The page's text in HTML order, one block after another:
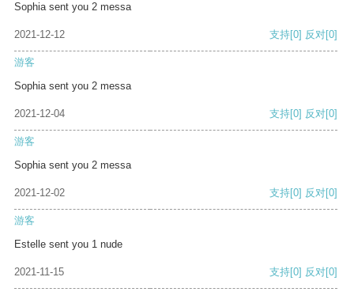
Sophia sent you 2 messa
2021-12-12 支持[0] 反对[0]
游客
Sophia sent you 2 messa
2021-12-04 支持[0] 反对[0]
游客
Sophia sent you 2 messa
2021-12-02 支持[0] 反对[0]
游客
Estelle sent you 1 nude
2021-11-15 支持[0] 反对[0]